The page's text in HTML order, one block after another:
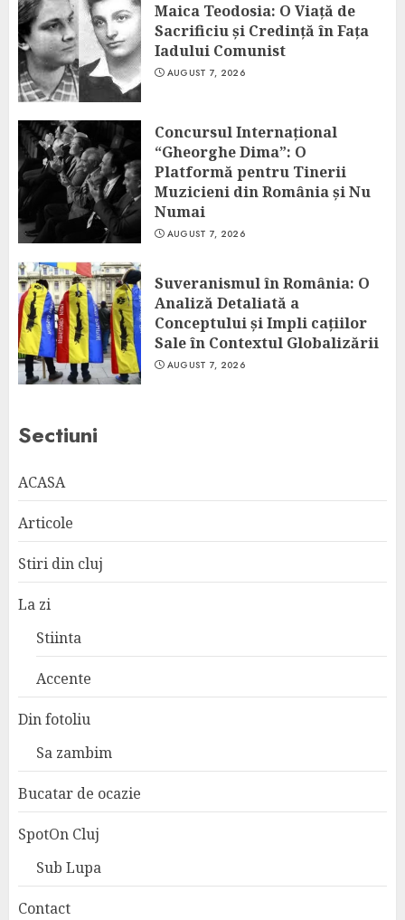
Maica Teodosia: O Viață de
Sacrificiu și Credință în Fața
Iadului Comunist
AUGUST 7, 2026
Concursul Internațional
“Gheorghe Dima”: O
Platformă pentru Tinerii
Muzicieni din România și Nu
Numai
AUGUST 7, 2026
Suveranismul în România: O
Analiză Detaliată a
Conceptului și Impli cațiilor
Sale în Contextul Globalizării
AUGUST 7, 2026
Sectiuni
ACASA
Articole
Stiri din cluj
La zi
Stiinta
Accente
Din fotoliu
Sa zambim
Bucatar de ocazie
SpotOn Cluj
Sub Lupa
Contact